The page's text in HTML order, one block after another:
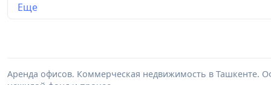
Еще
Аренда офисов. Коммерческая недвижимость в Ташкенте.